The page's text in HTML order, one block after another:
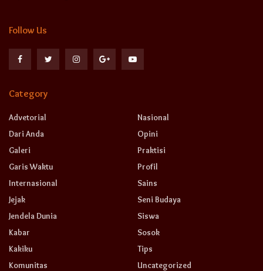
Follow Us
Category
Advetorial
Dari Anda
Galeri
Garis Waktu
Internasional
Jejak
Jendela Dunia
Kabar
Kakiku
Komunitas
Nasional
Opini
Praktisi
Profil
Sains
Seni Budaya
Siswa
Sosok
Tips
Uncategorized